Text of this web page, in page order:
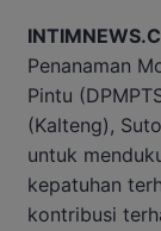
Penanaman
Pintu
(Kalteng),
untuk
kepatuhan
kontribusi